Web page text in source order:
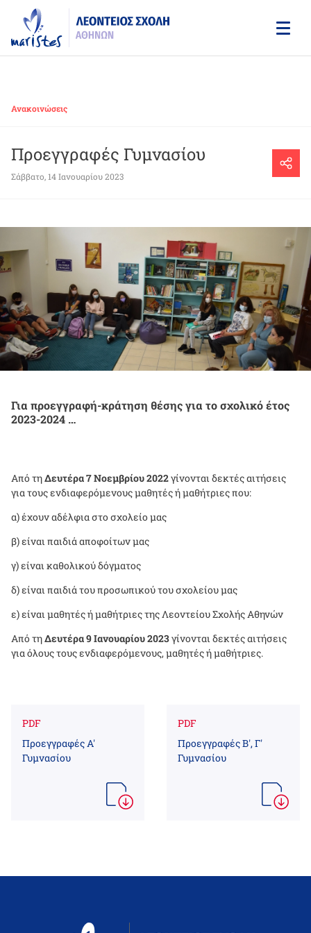
main
content
Ανακοινώσεις
Προεγγραφές Γυμνασίου
Σάββατο, 14 Ιανουαρίου 2023
Για προεγγραφή-κράτηση θέσης για το σχολικό έτος
2023-2024 …
Από τηΔευτέρα 7 Νοεμβρίου 2022γίνονται δεκτές αιτήσεις
για τους ενδιαφερόμενους μαθητές ή μαθήτριες που:
α) έχουν αδέλφια στο σχολείο μας
β) είναι παιδιά αποφοίτων μας
γ) είναι καθολικού δόγματος
δ) είναι παιδιά του προσωπικού του σχολείου μας
ε) είναι μαθητές ή μαθήτριες της Λεοντείου Σχολής Αθηνών
Από τηΔευτέρα 9 Ιανουαρίου 2023γίνονται δεκτές αιτήσεις
για όλους τους ενδιαφερόμενους, μαθητές ή μαθήτριες.
PDF
Προεγγραφές Α'
Γυμνασίου
PDF
Προεγγραφές Β', Γ'
Γυμνασίου